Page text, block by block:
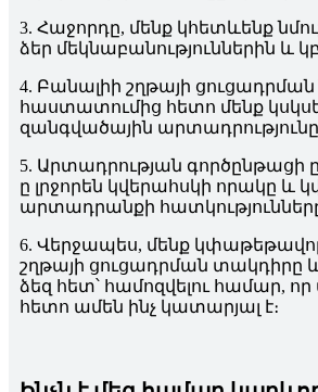
3. Հաջորդը, մենք կհետևենք
ձեր մեկնաբանություններին և
4. Բանալիի շղթայի ցուցադրման
հաստատումից հետո մենք
զանգվածային
5. Արտադրության գործընթացի
ը լրջորեն կվերահսկի որակը և
արտադրանքի
6. Վերջապես, մենք
շղթայի ցուցադրման տակդիրը
ձեզ հետ՝ համոզվելու համար,
հետո ամեն ինչ կատարյալ է։